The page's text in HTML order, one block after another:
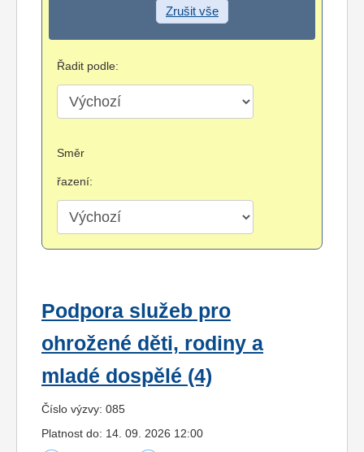
Zrušit vše
Řadit podle:
Směr
řazení:
Podpora služeb pro
ohrožené děti, rodiny a
mladé dospělé (4)
Číslo výzvy: 085
Platnost do: 14. 09. 2026 12:00